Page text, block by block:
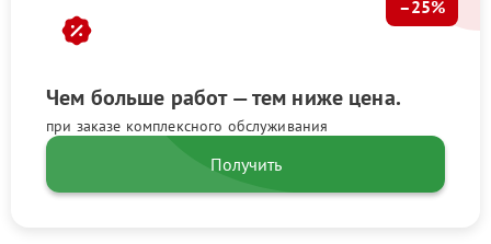
Чем больше работ — тем ниже цена.
при заказе комплексного обслуживания
–25%
Получить